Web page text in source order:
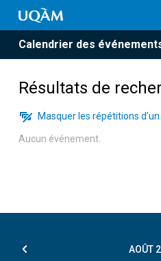
Calendrier des
Résultats de
Masquer les répétitions
Aucun événement.
AOÛT